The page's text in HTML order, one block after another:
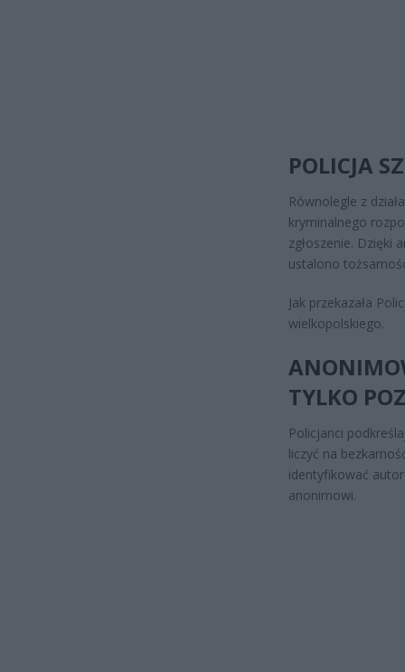
POLICJA
Równolegle z
kryminalnego
zgłoszenie. Dzięki
ustalono
Jak przekazała
wielkopolskiego.
TYLKO
Policjanci
liczyć na
identyfikować
anonimowi.